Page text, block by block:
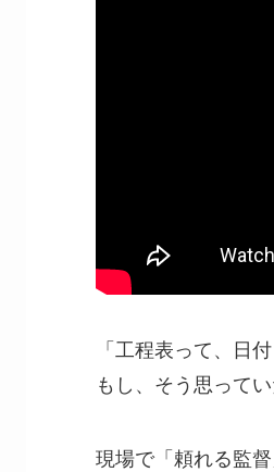
「工程表って、日
もし、そう思って
現場で「頼れる監